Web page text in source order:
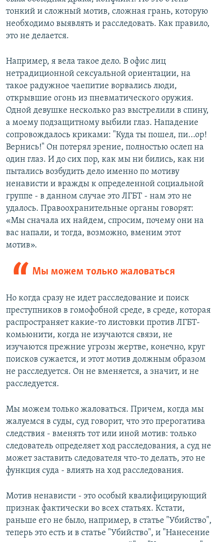
тонкий и сложный мотив, сложная грань, которую
необходимо выявлять и расследовать. Как правило,
это не делается.
Например, я вела такое дело. В офис лиц
нетрадиционной сексуальной ориентации, на
такое радужное чаепитие ворвались люди,
открывшие огонь из пневматического оружия.
Одной девушке несколько раз выстрелили в спину,
а моему подзащитному выбили глаз. Нападение
сопровождалось криками: "Куда ты пошел, пи...ор!
Вернись!" Он потерял зрение, полностью ослеп на
один глаз. И до сих пор, как мы ни бились, как ни
пытались возбудить дело именно по мотиву
ненависти и вражды к определенной социальной
группе - в данном случае это ЛГБТ - нам это не
удалось. Правоохранительные органы говорят:
«Мы сначала их найдем, спросим, почему они на
вас напали, и тогда, возможно, вменим этот
мотив».
Мы можем только жаловаться
Но когда сразу не идет расследование и поиск
преступников в гомофобной среде, в среде, которая
распространяет какие-то листовки против ЛГБТ-
комьюнити, когда не изучаются связи, не
изучаются прежние угрозы жертве, конечно, круг
поисков сужается, и этот мотив должным образом
не расследуется. Он не вменяется, а значит, и не
расследуется.
Мы можем только жаловаться. Причем, когда мы
жалуемся в суды, суд говорит, что это прерогатива
следствия - вменять тот или иной мотив: только
следователь определяет ход расследования, а суд не
может заставить следователя что-то делать, это не
функция суда - влиять на ход расследования.
Мотив ненависти - это особый квалифицирующий
признак фактически во всех статьях. Кстати,
раньше его не было, например, в статье "Убийство",
теперь это есть и в статье "Убийство", и "Нанесение